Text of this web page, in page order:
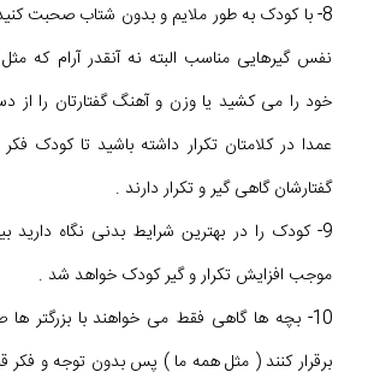
8- با کودک به طور ملایم و بدون شتاب صحبت
نفس گیرهایی مناسب البته نه آنقدر آرام که
خود را می کشید یا وزن و آهنگ گفتارتان را از
عمدا در کلامتان تکرار داشته باشید تا کودک فکر
گفتارشان گاهی گیر و تکرار دارند .
9- کودک را در بهترین شرایط بدنی نگاه دارید
موجب افزایش تکرار و گیر کودک خواهد شد .
10- بچه ها گاهی فقط می خواهند با بزرگتر
برقرار کنند ( مثل همه ما ) پس بدون توجه و